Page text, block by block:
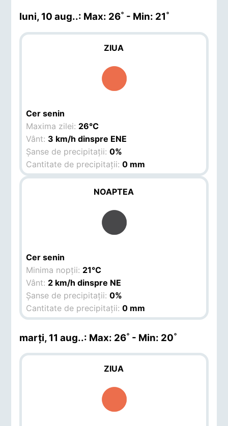
luni, 10 aug..: Max: 26˚ - Min: 21˚
ZIUA
Cer senin
Maxima zilei: 26°C
Vânt: 3 km/h dinspre ENE
Șanse de precipitații:0%
Cantitate de precipitații:0 mm
NOAPTEA
Cer senin
Minima nopții: 21°C
Vânt: 2 km/h dinspre NE
Șanse de precipitații:0%
Cantitate de precipitații:0 mm
marți, 11 aug..: Max: 26˚ - Min: 20˚
ZIUA